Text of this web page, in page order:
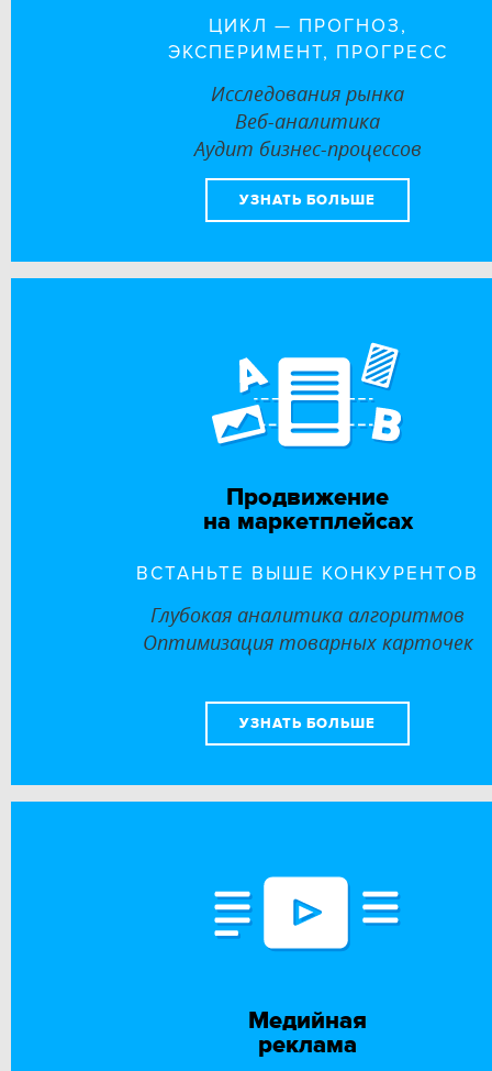
ЦИКЛ — ПРОГНОЗ,
ЭКСПЕРИМЕНТ, ПРОГРЕСС
Исследования рынка
Веб-аналитика
Аудит бизнес-процессов
УЗНАТЬ БОЛЬШЕ
Продвижение
на маркетплейсах
ВСТАНЬТЕ ВЫШЕ КОНКУРЕНТОВ
Глубокая аналитика алгоритмов
Оптимизация товарных карточек
УЗНАТЬ БОЛЬШЕ
Медийная
реклама